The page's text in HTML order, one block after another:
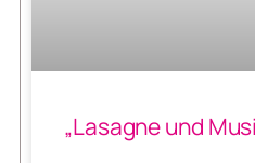
„Lasagne und